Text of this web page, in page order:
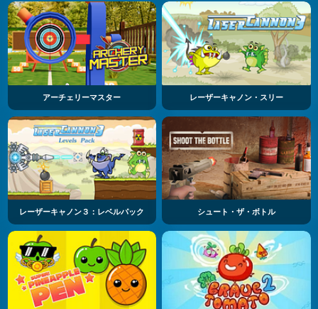
アーチェリーマスター レーザーキャノン・スリー
レーザーキャノン３：レベルパック シュート・ザ・ボトル